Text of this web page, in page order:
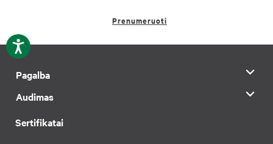
Prenumeruoti
Pagalba
Audimas
Sertifikatai